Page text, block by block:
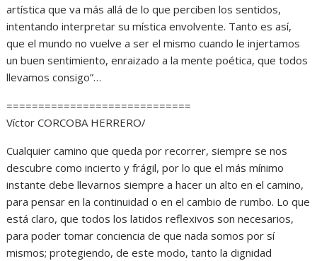
artística que va más allá de lo que perciben los sentidos,
intentando interpretar su mística envolvente. Tanto es así,
que el mundo no vuelve a ser el mismo cuando le injertamos
un buen sentimiento, enraizado a la mente poética, que todos
llevamos consigo”…
=============================
Víctor CORCOBA HERRERO/
Cualquier camino que queda por recorrer, siempre se nos
descubre como incierto y frágil, por lo que el más mínimo
instante debe llevarnos siempre a hacer un alto en el camino,
para pensar en la continuidad o en el cambio de rumbo. Lo que
está claro, que todos los latidos reflexivos son necesarios,
para poder tomar conciencia de que nada somos por sí
mismos; protegiendo, de este modo, tanto la dignidad